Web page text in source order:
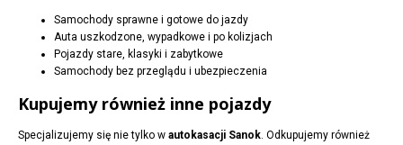
Samochody sprawne i gotowe do jazdy
Auta uszkodzone, wypadkowe i po kolizjach
Pojazdy stare, klasyki i zabytkowe
Samochody bez przeglądu i ubezpieczenia
Kupujemy również inne pojazdy
Specjalizujemy się nie tylko w autokasacji Sanok. Odkupujemy również